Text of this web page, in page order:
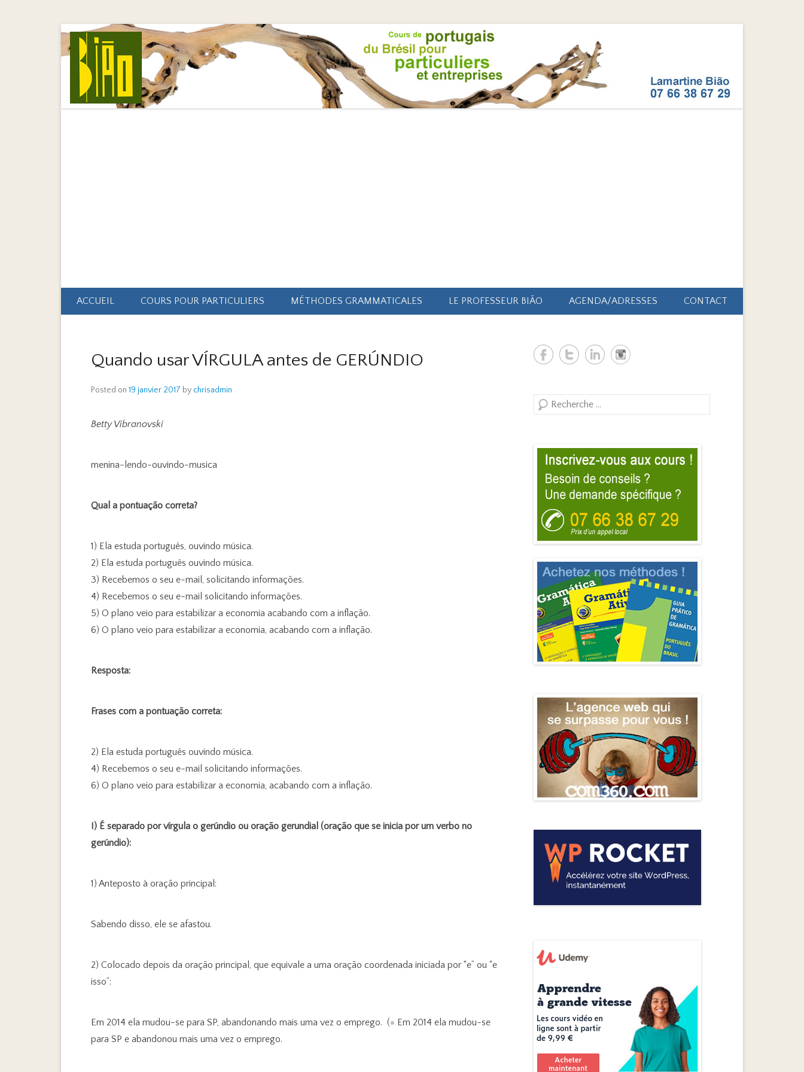
Primary Menu
Skip to content
ACCUEIL COURS POUR PARTICULIERS MÉTHODES GRAMMATICALES LE PROFESSEUR BIÃO AGENDA/ADRESSES CONTACT
Quando usar VÍRGULA antes de GERÚNDIO
Posted on 19 janvier 2017 by chrisadmin
Betty Vibranovski
menina-lendo-ouvindo-musica
Qual a pontuação correta?
1) Ela estuda português, ouvindo música.
2) Ela estuda português ouvindo música.
3) Recebemos o seu e-mail, solicitando informações.
4) Recebemos o seu e-mail solicitando informações.
5) O plano veio para estabilizar a economia acabando com a inflação.
6) O plano veio para estabilizar a economia, acabando com a inflação.
Resposta:
Frases com a pontuação correta:
2) Ela estuda português ouvindo música.
4) Recebemos o seu e-mail solicitando informações.
6) O plano veio para estabilizar a economia, acabando com a inflação.
I) É separado por vírgula o gerúndio ou oração gerundial (oração que se inicia por um verbo no
gerúndio):
1) Anteposto à oração principal:
Sabendo disso, ele se afastou.
2) Colocado depois da oração principal, que equivale a uma oração coordenada iniciada por “e” ou “e
isso”:
Em 2014 ela mudou-se para SP, abandonando mais uma vez o emprego. (= Em 2014 ela mudou-se
para SP e abandonou mais uma vez o emprego.
Search